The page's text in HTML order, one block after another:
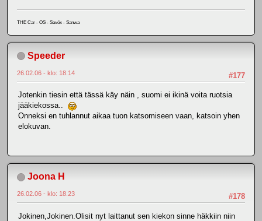
THE Car - OS - Savöx - Sanwa
Speeder
#177
26.02.06 - klo: 18.14
Jotenkin tiesin että tässä käy näin , suomi ei ikinä voita ruotsia
jääkiekossa..
Onneksi en tuhlannut aikaa tuon katsomiseen vaan, katsoin yhen
elokuvan.
Joona H
#178
26.02.06 - klo: 18.23
Jokinen,Jokinen.Olisit nyt laittanut sen kiekon sinne häkkiin niin